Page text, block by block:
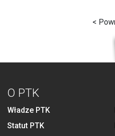
<
O PTK
Władze PTK
Statut PTK